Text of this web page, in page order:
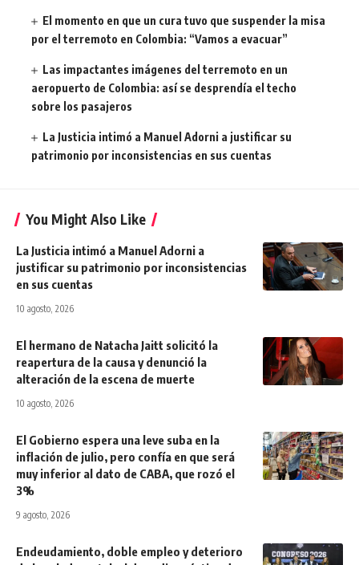
El momento en que un cura tuvo que suspender la misa
por el terremoto en Colombia: “Vamos a evacuar”
Las impactantes imágenes del terremoto en un
aeropuerto de Colombia: así se desprendía el techo
sobre los pasajeros
La Justicia intimó a Manuel Adorni a justificar su
patrimonio por inconsistencias en sus cuentas
You Might Also Like
La Justicia intimó a Manuel Adorni a
justificar su patrimonio por inconsistencias
en sus cuentas
10 agosto, 2026
El hermano de Natacha Jaitt solicitó la
reapertura de la causa y denunció la
alteración de la escena de muerte
10 agosto, 2026
El Gobierno espera una leve suba en la
inflación de julio, pero confía en que será
muy inferior al dato de CABA, que rozó el
3%
9 agosto, 2026
Endeudamiento, doble empleo y deterioro